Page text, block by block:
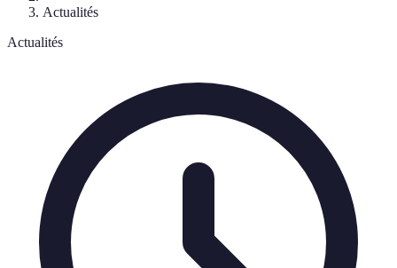
Actualités
Actualités